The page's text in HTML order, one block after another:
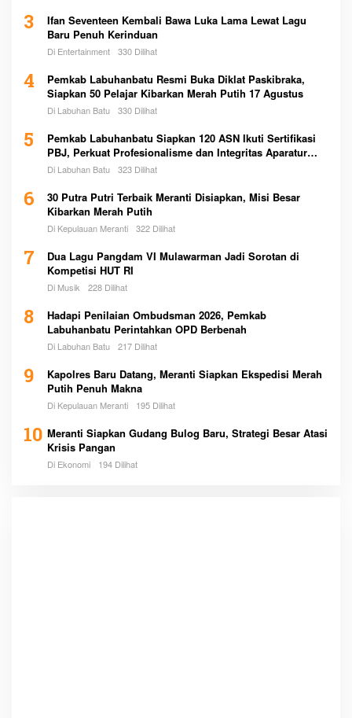
3
Ifan Seventeen Kembali Bawa Luka Lama Lewat Lagu
Baru Penuh Kerinduan
Di Entertainment 330 Dilihat
4
Pemkab Labuhanbatu Resmi Buka Diklat Paskibraka,
Siapkan 50 Pelajar Kibarkan Merah Putih 17 Agustus
Di Labuhan Batu 330 Dilihat
5
Pemkab Labuhanbatu Siapkan 120 ASN Ikuti Sertifikasi
PBJ, Perkuat Profesionalisme dan Integritas Aparatur
Pemerintah
Di Labuhan Batu 323 Dilihat
6
30 Putra Putri Terbaik Meranti Disiapkan, Misi Besar
Kibarkan Merah Putih
Di Kepulauan Meranti 322 Dilihat
7
Dua Lagu Pangdam VI Mulawarman Jadi Sorotan di
Kompetisi HUT RI
Di Musik 228 Dilihat
8
Hadapi Penilaian Ombudsman 2026, Pemkab
Labuhanbatu Perintahkan OPD Berbenah
Di Labuhan Batu 217 Dilihat
9
Kapolres Baru Datang, Meranti Siapkan Ekspedisi Merah
Putih Penuh Makna
Di Kepulauan Meranti 195 Dilihat
10 Meranti Siapkan Gudang Bulog Baru, Strategi Besar Atasi
Krisis Pangan
Di Ekonomi 194 Dilihat